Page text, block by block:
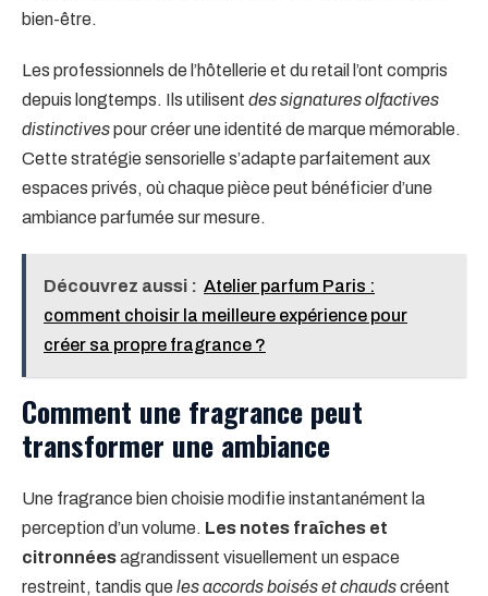
bien-être.
Les professionnels de l’hôtellerie et du retail l’ont compris
depuis longtemps. Ils utilisent des signatures olfactives
distinctivespour créer une identité de marque mémorable.
Cette stratégie sensorielle s’adapte parfaitement aux
espaces privés, où chaque pièce peut bénéficier d’une
ambiance parfumée sur mesure.
Découvrez aussi : Atelier parfum Paris :
comment choisir la meilleure expérience pour
créer sa propre fragrance ?
Comment une fragrance peut
transformer une ambiance
Une fragrance bien choisie modifie instantanément la
perception d’un volume. Les notes fraîches et
citronnéesagrandissent visuellement un espace
restreint, tandis queles accords boisés et chaudscréent